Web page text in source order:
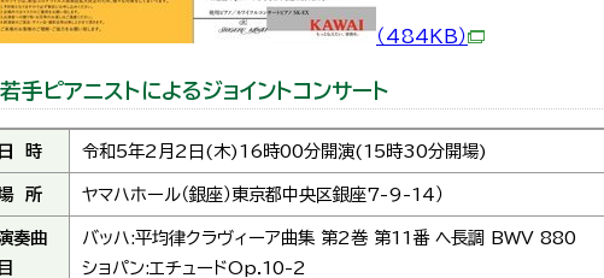
（484KB）
手ピアニストによるジョイントコンサート
日 時 令和5年2月2日(木)16時00分開演(15時30分開場)
所 ヤマハホール（銀座）東京都中央区銀座7-9-14）
奏曲
目
バッハ:平均律クラヴィーア曲集 第2巻 第11番 ヘ長調 BWV 880
ショパン:エチュードOp.10-2